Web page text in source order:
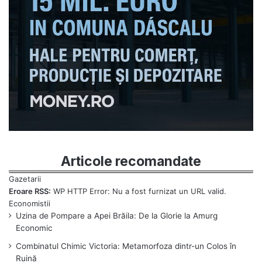
Articole recomandate
Eroare RSS: WP HTTP Error: Nu a fost furnizat un URL valid.
Uzina de Pompare a Apei Brăila: De la Glorie la Amurg
Economic
Combinatul Chimic Victoria: Metamorfoza dintr-un Colos în
Ruină